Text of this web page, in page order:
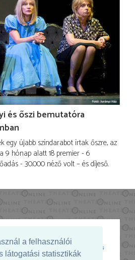
a felhasználói
látogatási statisztikák
és őszi bemutatóra
egy újabb színdarabot írtak őszre, az
9 hónap alatt 18 premier - 6
- 30.000 néző volt – és díjeső.